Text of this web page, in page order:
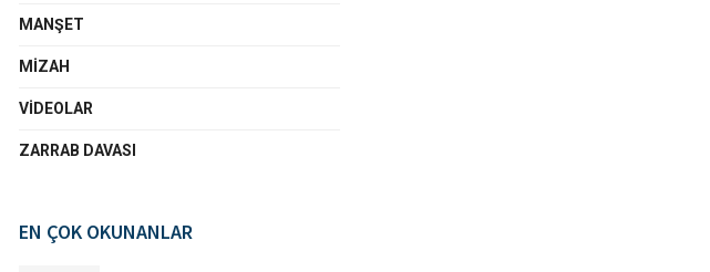
MANŞET
MIZAH
VIDEOLAR
ZARRAB DAVASI
EN ÇOK OKUNANLAR